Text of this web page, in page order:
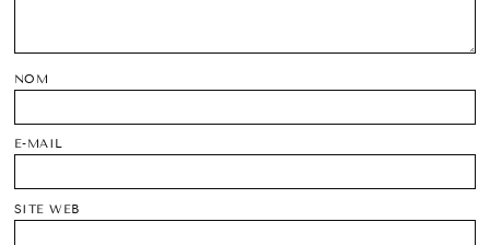
NOM
E-MAIL
SITE WEB